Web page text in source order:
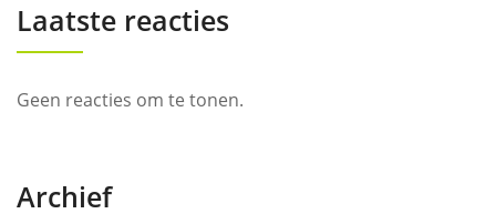
Laatste reacties
Geen reacties om te tonen.
Archief